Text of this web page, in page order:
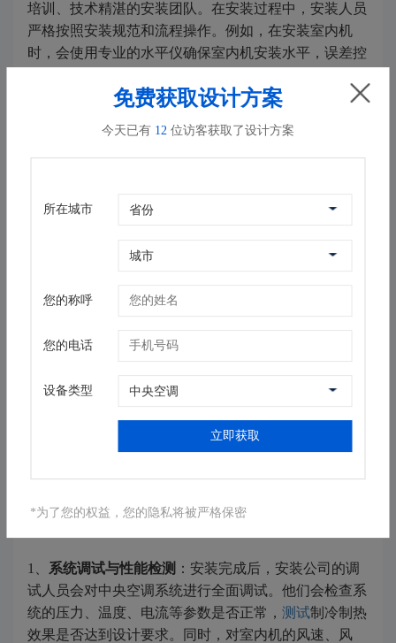
培训、技术精湛的安装团队。在安装过程中，安装人员
严格按照安装规范和流程操作。例如，在安装室内机
时，会使用专业的水平仪确保室内机安装水平，误差控
大。在连接冷媒管道时，采用先进的焊接工艺，确保管
2、材料与设备的质量保障：优质的材料和设备是实现
冷媒管道、保温材料、电线电缆等。例如，冷媒管道采
好、防火阻燃的橡塑材料。在设备进场时，严格检查设
备都能正常运行。
3、施工进度的合理安排：安装公司会制定详细的施工
过程中，各工种之间密切配合，如水电工与空调安装工
同时，安装公司会根据施工现场的实际情况，灵活调整
施工进度，避免因突发情况导致工期延误。
安装后的细致调试与维护
1、 系统调试与性能检测 ：安装完成后，安装公司的调
试人员会对中央空调系统进行全面调试。他们会检查系
统的压力、温度、电流等参数是否正常， 测试制冷制热
效果是否达到设计要求。同时，对室内机的风速、风
免费获取设计方案
今天已有 12 位访客获取了设计方案
所在城市
您的称呼
您的电话
设备类型
立即获取
*为了您的权益，您的隐私将被严格保密